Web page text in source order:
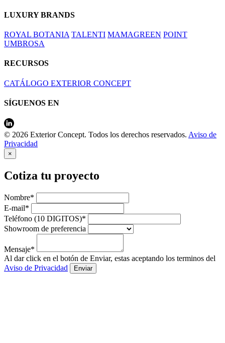
LUXURY BRANDS
ROYAL BOTANIA TALENTI MAMAGREEN POINT
UMBROSA
RECURSOS
CATÁLOGO EXTERIOR CONCEPT
SÍGUENOS EN
© 2026 Exterior Concept. Todos los derechos reservados. Aviso de
Privacidad
×
Cotiza tu proyecto
Nombre*
E-mail*
Teléfono (10 DIGITOS)*
Showroom de preferencia
Mensaje*
Al dar click en el botón de Enviar, estas aceptando los terminos del
Aviso de Privacidad